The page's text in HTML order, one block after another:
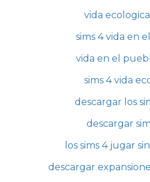
vida
sims 4 vida en
vida en el
sims 4 vida
descargar los
descargar
los sims 4 jugar
descargar